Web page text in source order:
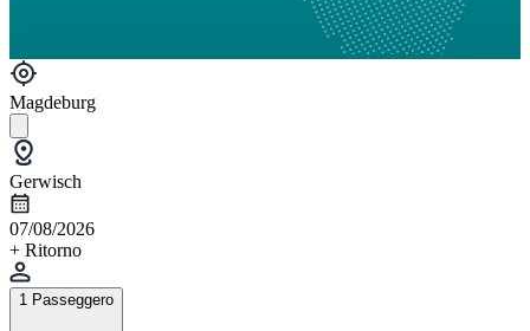
Magdeburg
Gerwisch
07/08/2026
+ Ritorno
1 Passeggero